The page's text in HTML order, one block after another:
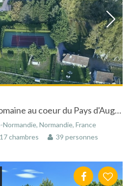
Magnifique manoir, domaine au coeur du Pays d'Auge à Livarot dans le Calvados en Basse-Normandie
Normandie, France
17 chambres 39 personnes